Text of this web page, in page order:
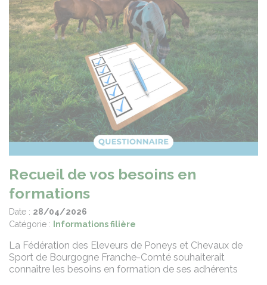
en
et Chevaux de
adhérents
Webconférence : Le
Catégorie :
Mardi 28 avril à 11h30
Lire la suite de l'article